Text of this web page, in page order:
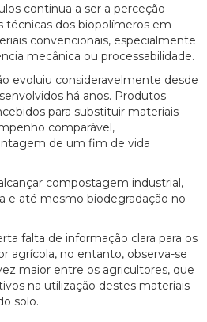
continua a ser a perceção
técnicas dos biopolímeros em
convencionais, especialmente
mecânica ou processabilidade.
evoluiu consideravelmente desde
há anos. Produtos
para substituir materiais
comparável,
de um fim de vida
compostagem industrial,
e até mesmo biodegradação no
falta de informação clara para os
agrícola, no entanto, observa-se
maior entre os agricultores, que
na utilização destes materiais
solo.